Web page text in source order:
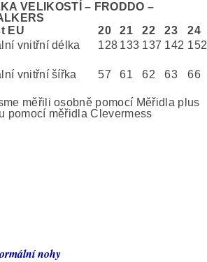
VELIKOSTÍ – FRODDO –
EU
20 21 22 23
24
vnitřní délka
128 133 137 142 152
vnitřní šířka
57 61 62 63
66
měřili osobně pomocí Měřidla plus
pomocí měřidla Clevermess
nohy